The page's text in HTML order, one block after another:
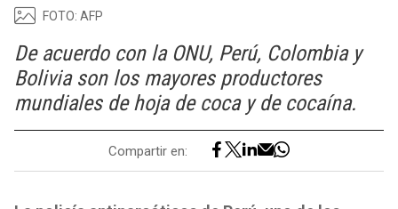
FOTO: AFP
De acuerdo con la ONU, Perú, Colombia y
Bolivia son los mayores productores
mundiales de hoja de coca y de cocaína.
Compartir en: